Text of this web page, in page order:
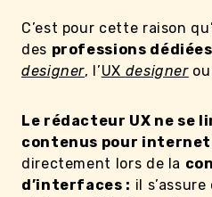
C’est pour cette raison
des professions dédiées
designer, l’UX designerou
Le rédacteur UX ne se
contenus pour internet
directement lors de la
d’interfaces : il